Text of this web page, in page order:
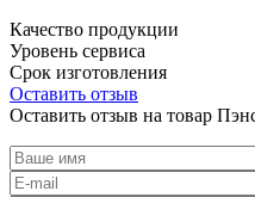
Качество продукции
Уровень сервиса
Срок изготовления
Оставить отзыв
Оставить отзыв на товар